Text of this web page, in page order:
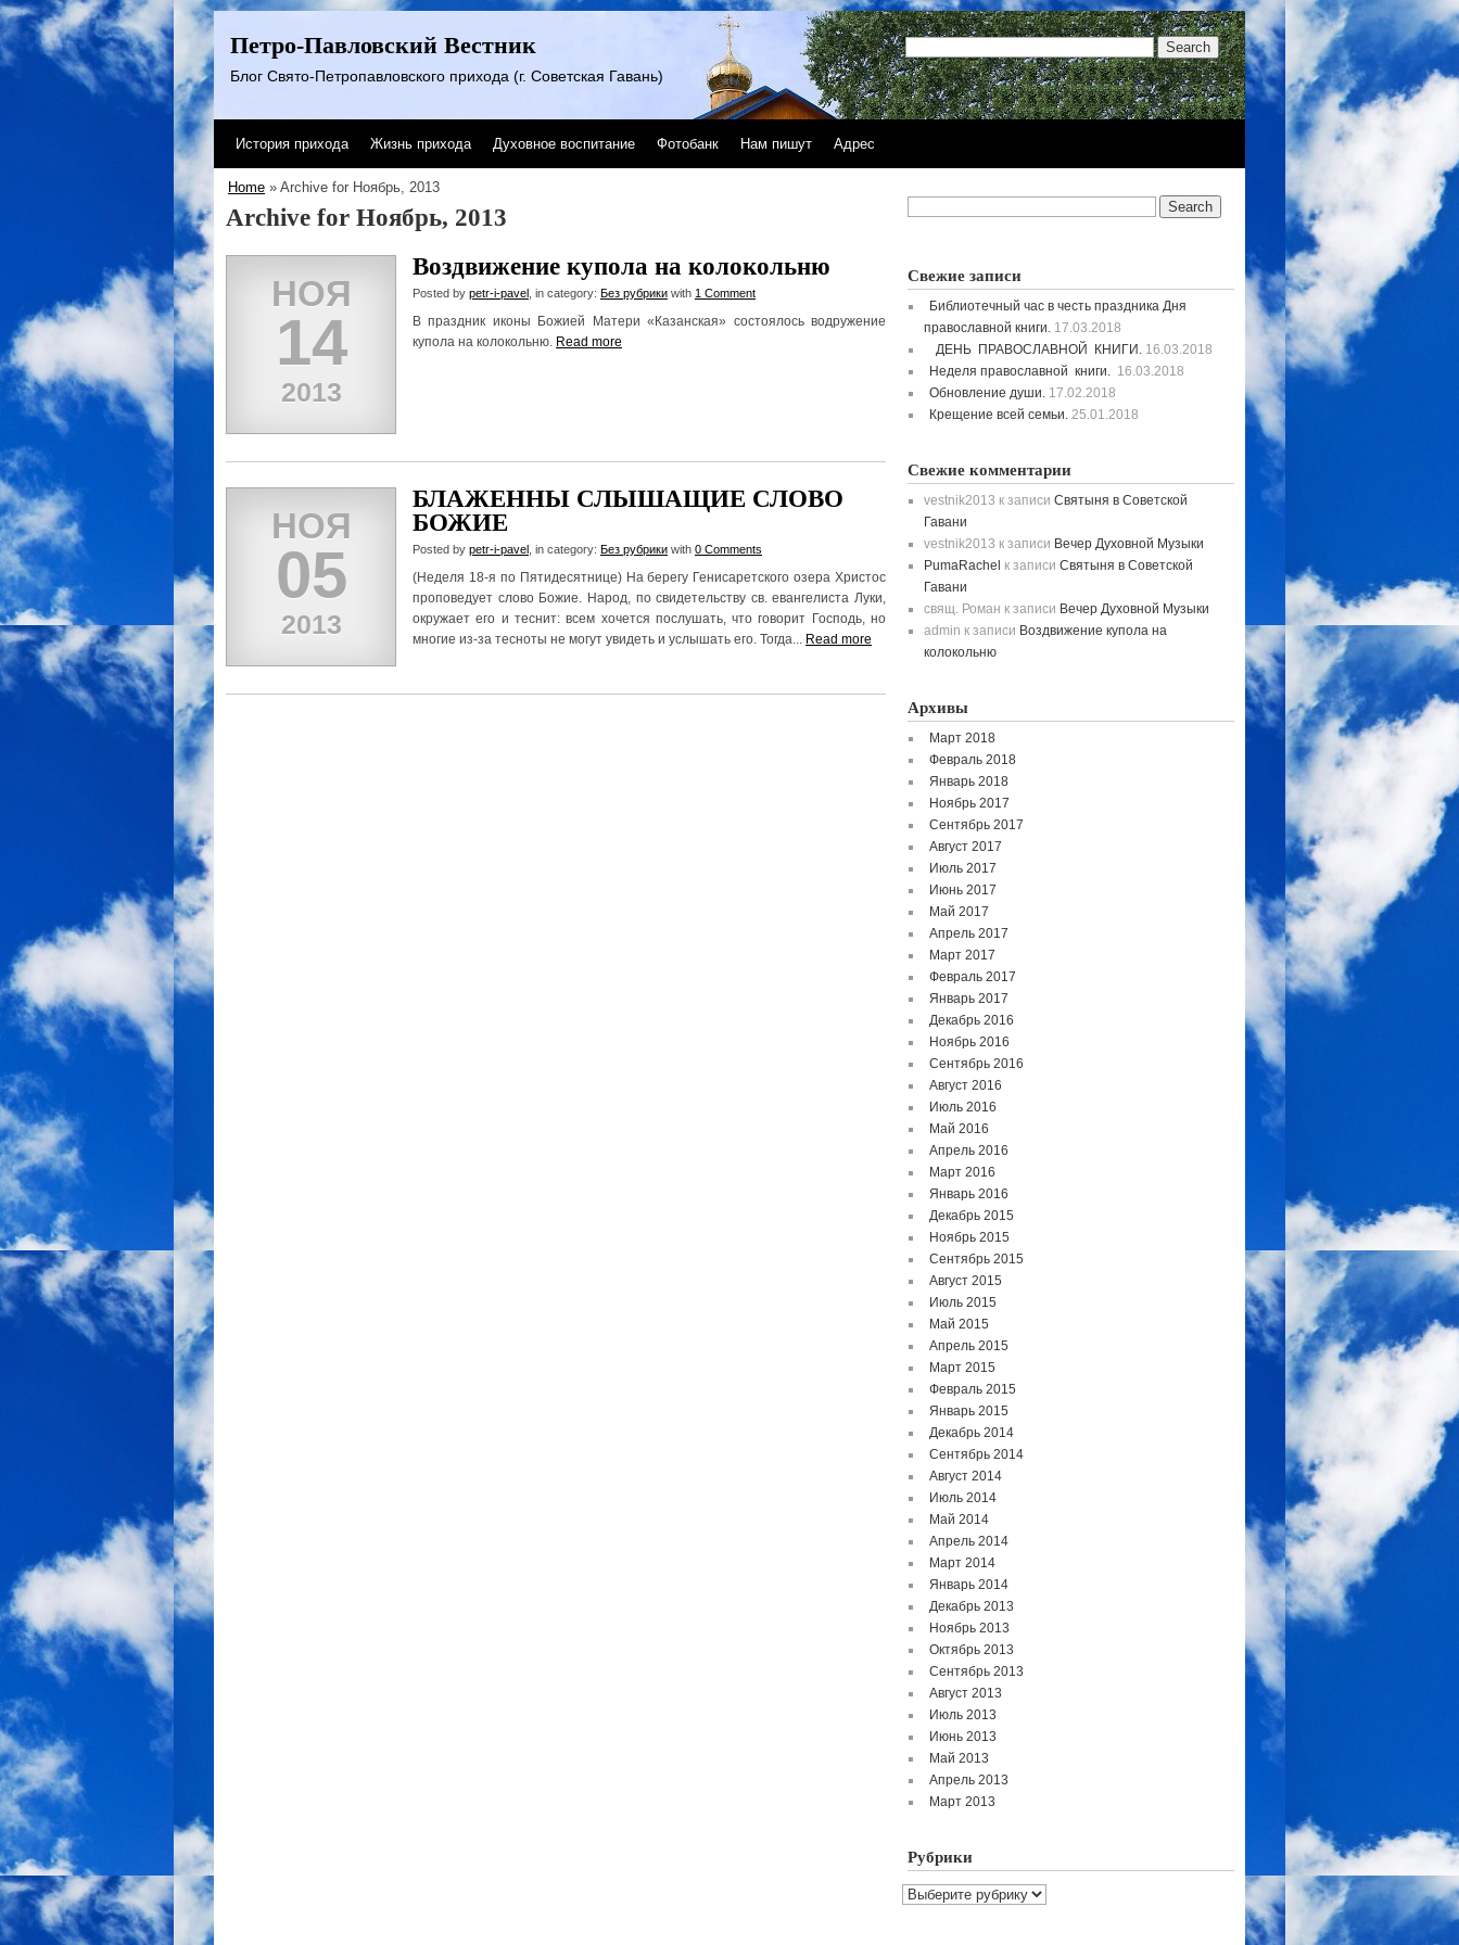
Петро-Павловский Вестник
Блог Свято-Петропавловского прихода (г. Советская Гавань)
История прихода Жизнь прихода Духовное воспитание Фотобанк Нам пишут Адрес
Home » Archive for Ноябрь, 2013
Archive for Ноябрь, 2013
НОЯ
14
2013
Воздвижение купола на колокольню
Posted by petr-i-pavel , in category: Без рубрики with 1 Comment
В праздник иконы Божией Матери «Казанская» состоялось водружение
купола на колокольню. Read more
НОЯ
05
2013
БЛАЖЕННЫ СЛЫШАЩИЕ СЛОВО
БОЖИЕ
Posted by petr-i-pavel , in category: Без рубрики with 0 Comments
(Неделя 18-я по Пятидесятнице) На берегу Генисаретского озера Христос
проповедует слово Божие. Народ, по свидетельству св. евангелиста Луки,
окружает его и теснит: всем хочется послушать, что говорит Господь, но
многие из-за тесноты не могут увидеть и услышать его. Тогда... Read more
Свежие записи
Библиотечный час в честь праздника Дня
православной книги. 17.03.2018
ДЕНЬ ПРАВОСЛАВНОЙ КНИГИ. 16.03.2018
Неделя православной книги. 16.03.2018
Обновление души. 17.02.2018
Крещение всей семьи. 25.01.2018
Свежие комментарии
vestnik2013 к записи Святыня в Советской
Гавани
vestnik2013 к записи Вечер Духовной Музыки
PumaRachel к записи Святыня в Советской
Гавани
свящ. Роман к записи Вечер Духовной Музыки
admin к записи Воздвижение купола на
колокольню
Архивы
Март 2018
Февраль 2018
Январь 2018
Ноябрь 2017
Сентябрь 2017
Август 2017
Июль 2017
Июнь 2017
Май 2017
Апрель 2017
Март 2017
Февраль 2017
Январь 2017
Декабрь 2016
Ноябрь 2016
Сентябрь 2016
Август 2016
Июль 2016
Май 2016
Апрель 2016
Март 2016
Январь 2016
Декабрь 2015
Ноябрь 2015
Сентябрь 2015
Август 2015
Июль 2015
Май 2015
Апрель 2015
Март 2015
Февраль 2015
Январь 2015
Декабрь 2014
Сентябрь 2014
Август 2014
Июль 2014
Май 2014
Апрель 2014
Март 2014
Январь 2014
Декабрь 2013
Ноябрь 2013
Октябрь 2013
Сентябрь 2013
Август 2013
Июль 2013
Июнь 2013
Май 2013
Апрель 2013
Март 2013
Рубрики
Рубрики